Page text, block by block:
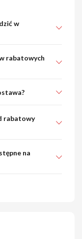
w
rabatowych
rabatowy
na